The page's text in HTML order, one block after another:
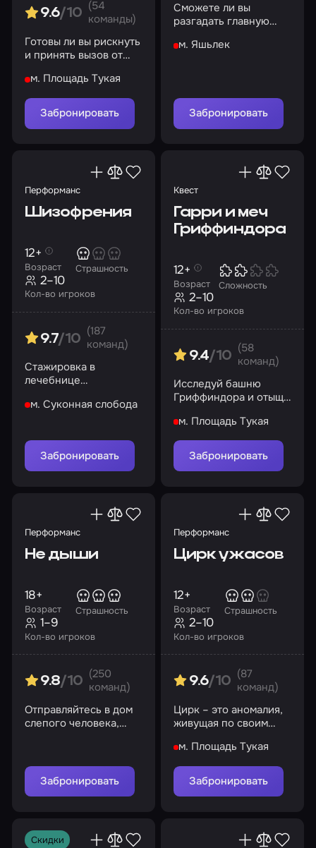
9.6/10
(54
команды)
Готовы ли вы рискнуть
и принять вызов от
м. Площадь Тукая
Забронировать
Сможете ли вы
разгадать главную
м. Яшьлек
Забронировать
Перформанс
Шизофрения
Возраст
12+
Страшность
Кол-во игроков
2–10
9.7/10
(187
команд)
Стажировка в
лечебнице
Выживете ли вы?
м. Суконная слобода
Забронировать
Квест
Гарри и меч
Гриффиндора
Возраст
12+
Сложность
Кол-во игроков
2–10
9.4/10
(58
команд)
Исследуй башню
Гриффиндора и отыщи
м. Площадь Тукая
Забронировать
Перформанс
Не дыши
Возраст
18+
Страшность
Кол-во игроков
1–9
9.8/10
(250
команд)
Отправляйтесь в дом
слепого человека,
Забронировать
Перформанс
Цирк ужасов
Возраст
12+
Страшность
Кол-во игроков
2–10
9.6/10
(87
команд)
Цирк – это аномалия,
живущая по своим
участник сего
представления
м. Площадь Тукая
Забронировать
Скидки